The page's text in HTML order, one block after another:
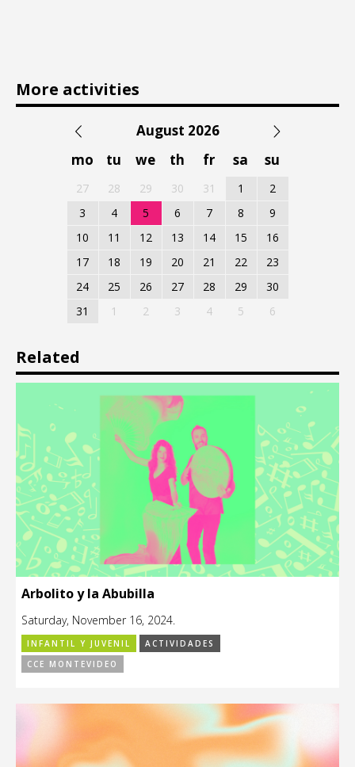
More activities
August 2026
mo
tu we th fr sa su
27 28 29 30 31 1
2
3
4 5 6 7 8
9
10
11 12 13 14 15
16
17
18 19 20 21 22
23
24
25 26 27 28 29
30
31
1 2 3 4 5 6
Related
Arbolito y la Abubilla
Saturday, November 16, 2024.
INFANTIL Y JUVENIL
ACTIVIDADES
CCE MONTEVIDEO